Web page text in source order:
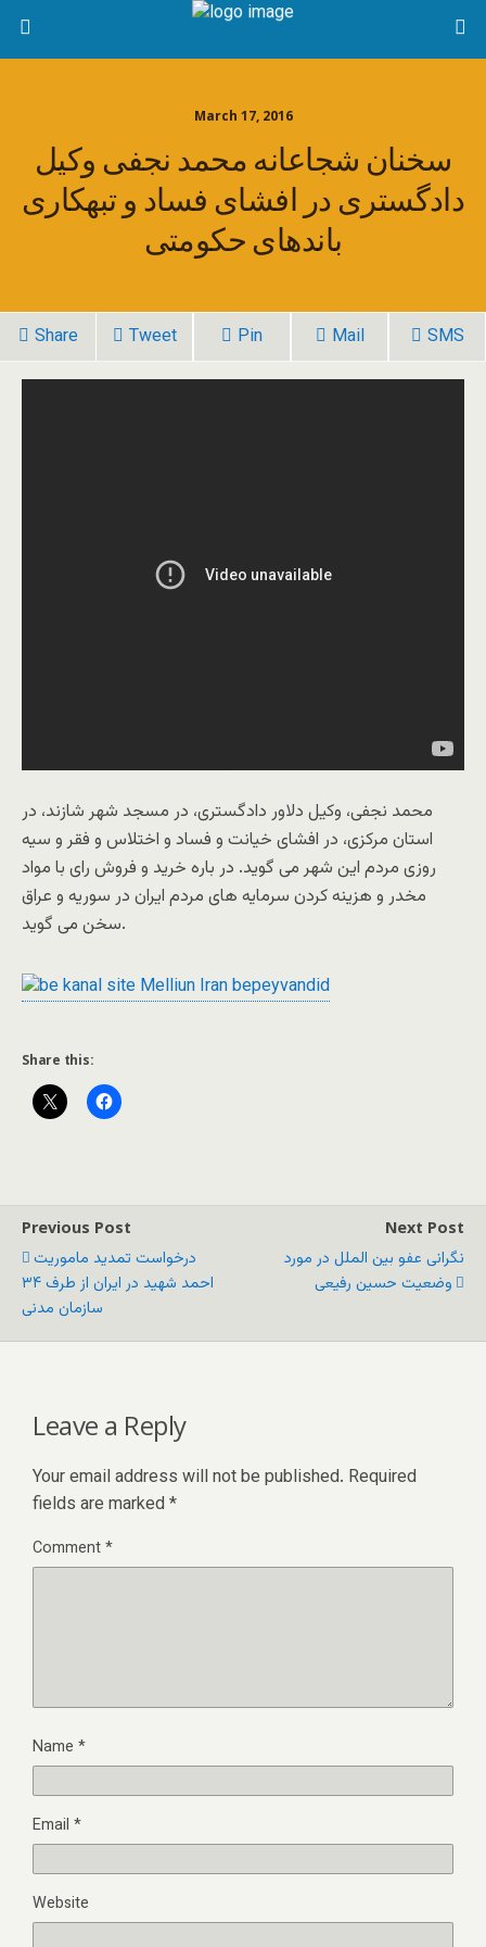
March 17, 2016
سخنان شجاعانه محمد نجفی وکیل
دادگستری در افشای فساد و تبهکاری
باندهای حکومتی
Share Tweet Pin Mail SMS
محمد نجفی، وکیل دلاور دادگستری، در مسجد شهر شازند، در
استان مرکزی، در افشای خیانت و فساد و اختلاس و فقر و سیه
روزی مردم این شهر می گوید. در باره خرید و فروش رای با مواد
مخدر و هزینه کردن سرمایه های مردم ایران در سوریه و عراق
سخن می گوید.
Share this:
Previous Post
درخواست تمدید ماموریت
احمد شهید در ایران از طرف ۳۴
سازمان مدنی
Next Post
نگرانی عفو بین الملل در مورد
وضعیت حسین رفیعی
Leave a Reply
Your email address will not be published. Required
fields are marked *
Comment*
Name *
Email *
Website